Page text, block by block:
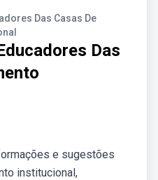
Das Casas De
Das
e sugestões
institucional,